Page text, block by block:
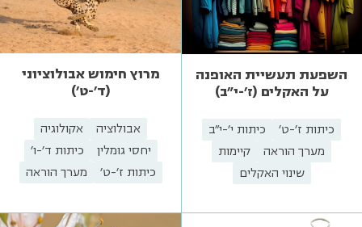
השפעת תעשיית האופנה
על האקלים (ז'-י"ב)
כיתות ז'-ט'
כיתות י'-י"ב
מערך הוראה
קיימות
שינוי האקלים
מרוץ חימוש אבולוציוני
(ד'-ט')
אבולוציה
אקולוגיה
יחסי גומלין
כיתות ד'-ו'
כיתות ז'-ט'
מערך הוראה